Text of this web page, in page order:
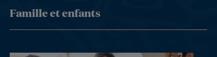
Famille et enfants